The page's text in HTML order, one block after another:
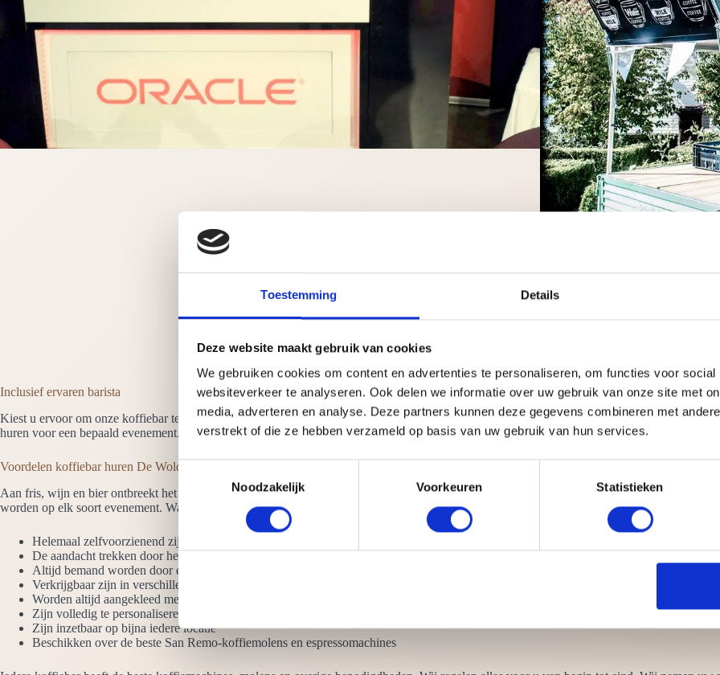
Toestemming Details
Deze website maakt gebruik van cookies
We gebruiken cookies om content en advertenties te personaliseren, om functies voor
websiteverkeer te analyseren. Ook delen we informatie over uw gebruik van onze site met
media, adverteren en analyse. Deze partners kunnen deze gegevens combineren met
verstrekt of die ze hebben verzameld op basis van uw gebruik van hun services.
T
e
t
m
m
i
n
Noodzakelijk Voorkeuren Statistieken
Inclusief ervaren barista
Kiest u ervoor om onze koffiebar te huren in De Wolden dan is er altijd minimaal één barista die meegaat. Een barista is een Italiaanse
huren voor een bepaald evenement. Een barista verwelkomt de gasten en maakt en serveert de koffie. Iedere barista heeft een diploma op
Voordelen koffiebar huren De Wolden
Aan fris, wijn en bier ontbreekt het meestal niet op een evenement, maar vaak lusten mensen ook wel een heerlijk kopje koffie. Een warme
worden op elk soort evenement. Waarom onze koffiebars huren? Omdat ze:
Helemaal zelfvoorzienend zijn. We hebben alleen een stroompuntje nodig
De aandacht trekken door het hoogglans design en de LED verlichting
Altijd bemand worden door ervaren barista’s die latte art beheersen
Verkrijgbaar zijn in verschillende uitvoeringen. Denk aan de koffie werkbank, koffiefiets en de koffie tuk tuk
Worden altijd aangekleed met vazen koffiebonen
Zijn volledig te personaliseren met jouw logo
Zijn inzetbaar op bijna iedere locatie
Beschikken over de beste San Remo-koffiemolens en espressomachines